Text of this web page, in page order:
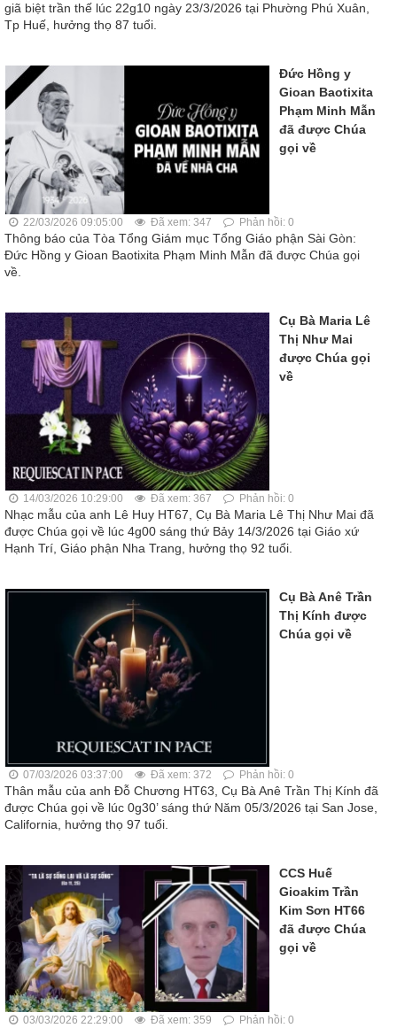
giã biệt trần thế lúc 22g10 ngày 23/3/2026 tại Phường Phú Xuân,
Tp Huế, hưởng thọ 87 tuổi.
Đức Hồng y
Gioan Baotixita
Phạm Minh Mẫn
đã được Chúa
gọi về
22/03/2026 09:05:00 Đã xem: 347 Phản hồi: 0
Thông báo của Tòa Tổng Giám mục Tổng Giáo phận Sài Gòn:
Đức Hồng y Gioan Baotixita Phạm Minh Mẫn đã được Chúa gọi
về.
Cụ Bà Maria Lê
Thị Như Mai
được Chúa gọi
về
14/03/2026 10:29:00 Đã xem: 367 Phản hồi: 0
Nhạc mẫu của anh Lê Huy HT67, Cụ Bà Maria Lê Thị Như Mai đã
được Chúa gọi về lúc 4g00 sáng thứ Bảy 14/3/2026 tại Giáo xứ
Hạnh Trí, Giáo phận Nha Trang, hưởng thọ 92 tuổi.
Cụ Bà Anê Trần
Thị Kính được
Chúa gọi về
07/03/2026 03:37:00 Đã xem: 372 Phản hồi: 0
Thân mẫu của anh Đỗ Chương HT63, Cụ Bà Anê Trần Thị Kính đã
được Chúa gọi về lúc 0g30’ sáng thứ Năm 05/3/2026 tại San Jose,
California, hưởng thọ 97 tuổi.
CCS Huế
Gioakim Trần
Kim Sơn HT66
đã được Chúa
gọi về
03/03/2026 22:29:00 Đã xem: 359 Phản hồi: 0